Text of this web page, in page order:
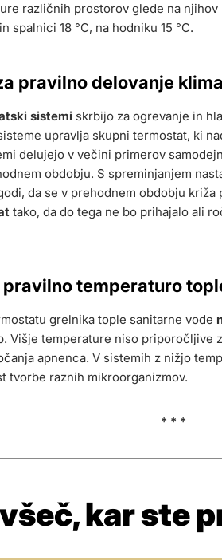
različnih prostorov glede na
spalnici 18 °C, na hodniku 15 °C.
pravilno delovanje
sistemiskrbijo za ogrevanje in
upravlja skupni termostat, ki
delujejo v večini primerov
obdobju. S spreminjanjem
da se v prehodnem obdobju
tako, da do tega ne bo prihajalo ali
pravilno temperaturo
grelnika tople sanitarne vode
Višje temperature niso priporočljive
apnenca. V sistemih z nižjo
tvorbe raznih mikroorganizmov.
* * *
kar ste